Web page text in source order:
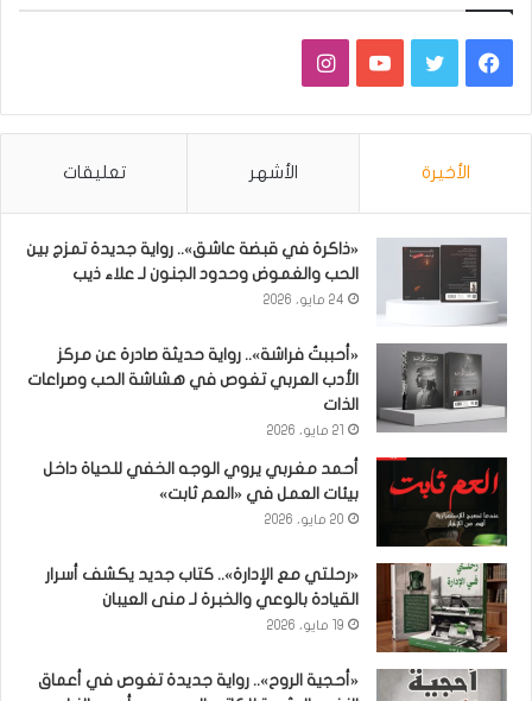
فيسبوكتويتر يوتيوبانستقرام
الأخيرة الأشهر تعليقات
«ذاكرة في قبضة عاشق».. رواية جديدة تمزج بين
الحب والغموض وحدود الجنون لـ علاء ذيب
24 مايو، 2026
«أحببتُ فراشة».. رواية حديثة صادرة عن مركز
الأدب العربي تغوص في هشاشة الحب وصراعات
الذات
21 مايو، 2026
أحمد مغربي يروي الوجه الخفي للحياة داخل
بيئات العمل في «العم ثابت»
20 مايو، 2026
«رحلتي مع الإدارة».. كتاب جديد يكشف أسرار
القيادة بالوعي والخبرة لـ منى العيبان
19 مايو، 2026
«أحجية الروح».. رواية جديدة تغوص في أعماق